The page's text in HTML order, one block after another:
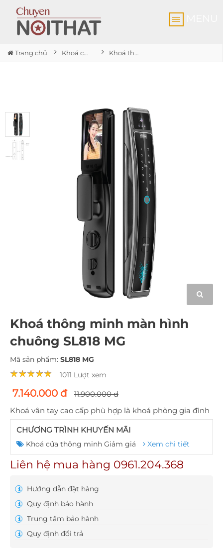
Trang chủ Khoá cửa vân tay Khoá thông minh màn hình chuông SL818 MG
Khoá thông minh màn hình
chuông SL818 MG
Mã sản phẩm: SL818 MG
1011 Lượt xem
7.140.000 đ
11.900.000 đ
Khoá vân tay cao cấp phù hợp là khoá phòng gia đình
CHƯƠNG TRÌNH KHUYẾN MÃI
Khoá cửa thông minh Giảm giá Xem chi tiết
Liên hệ mua hàng 0961.204.368
Hướng dẫn đặt hàng
Quy định bảo hành
Trung tâm bảo hành
Quy định đổi trả